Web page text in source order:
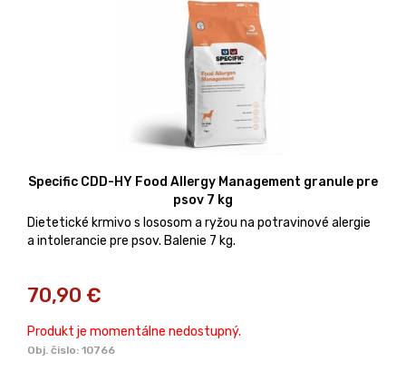
Specific CDD-HY Food Allergy Management granule pre
psov 7 kg
Dietetické krmivo s lososom a ryžou na potravinové alergie
a intolerancie pre psov. Balenie 7 kg.
70,90 €
Produkt je momentálne nedostupný.
Obj. čislo: 10766